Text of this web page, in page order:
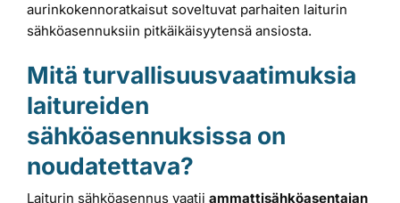
aurinkokennoratkaisut soveltuvat parhaiten laiturin
sähköasennuksiin pitkäikäisyytensä ansiosta.
Mitä turvallisuusvaatimuksia
laitureiden
sähköasennuksissa on
noudatettava?
Laiturin sähköasennus vaatii ammattisähköasentajan